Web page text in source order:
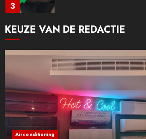
3
Remeha All in one
Daikin airconditioning.
KEUZE VAN DE REDACTIE
Airconditioning